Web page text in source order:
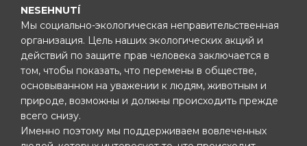
NESEHNUTÍ
Мы социально-экологическая неправительственная
организация. Цель наших экологических акций и
действий по защите прав человека заключается в
том, чтобы показать, что перемены в обществе,
основыванном на уважении к людям, животным и
природе, возможны и должны происходить прежде
всего снизу.
Именно поэтому мы поддерживаем вовлеченных